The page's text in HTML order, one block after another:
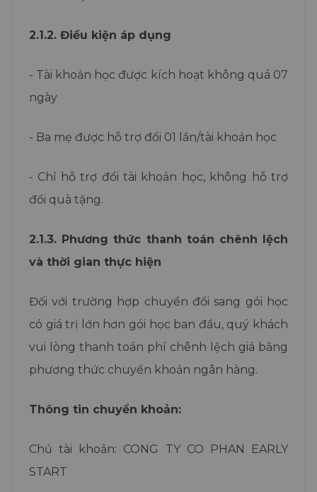
Bé học tiếng Anh dễ dàng cùng
2.1.2. Điều kiện áp dụng
- Tài khoản học được kích hoạt không quá 07
ngày
- Ba mẹ được hỗ trợ đổi 01 lần/tài khoản học
- Chỉ hỗ trợ đổi tài khoản học, không hỗ trợ
đổi quà tặng.
2.1.3. Phương thức thanh toán chênh lệch
và thời gian thực hiện
Đối với trường hợp chuyển đổi sang gói học
có giá trị lớn hơn gói học ban đầu, quý khách
vui lòng thanh toán phí chênh lệch giá bằng
phương thức chuyển khoản ngân hàng.
Thông tin chuyển khoản:
Chủ tài khoản: CONG TY CO PHAN EARLY
START